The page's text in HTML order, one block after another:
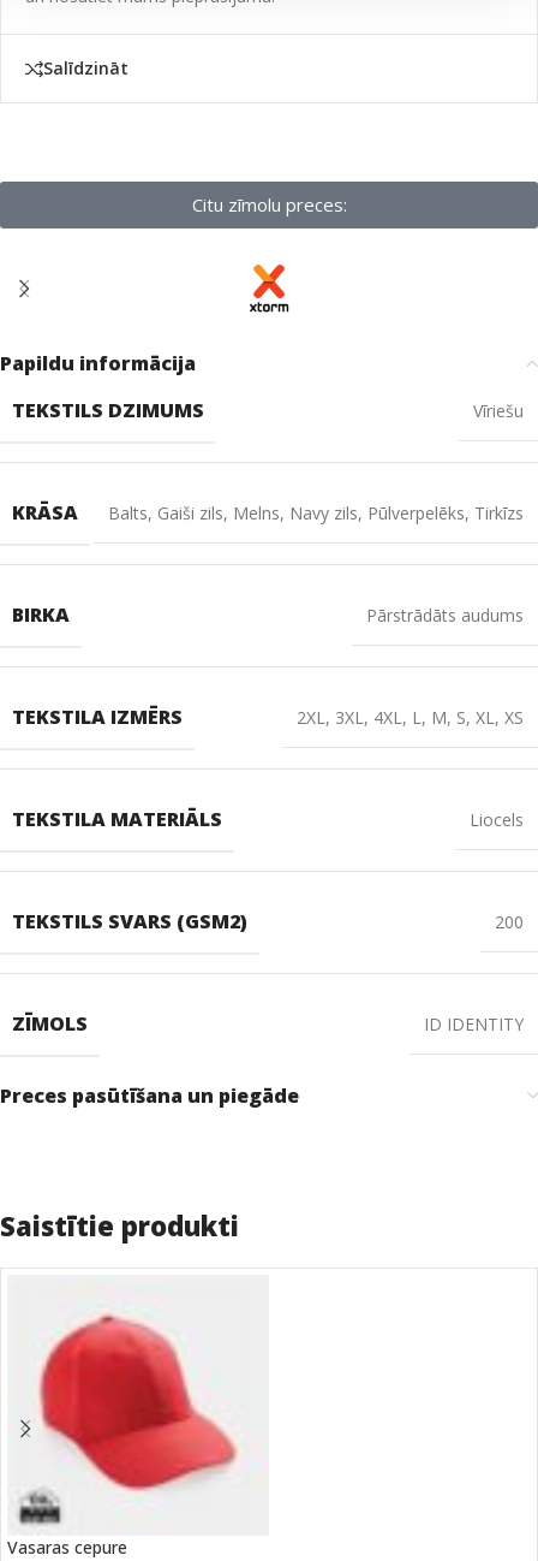
Salīdzināt
Citu zīmolu preces:
Papildu informācija
TEKSTILS DZIMUMS
Vīriešu
KRĀSA Balts, Gaiši zils, Melns, Navy zils, Pūlverpelēks, Tirkīzs
BIRKA Pārstrādāts audums
TEKSTILA IZMĒRS 2XL, 3XL, 4XL, L, M, S, XL, XS
TEKSTILA MATERIĀLS Liocels
TEKSTILS SVARS (GSM2) 200
ZĪMOLS ID IDENTITY
Preces pasūtīšana un piegāde
Saistītie produkti
Vasaras cepure